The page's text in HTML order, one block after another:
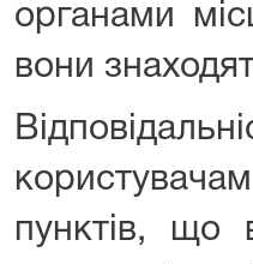
органами
вони
пунктів, що